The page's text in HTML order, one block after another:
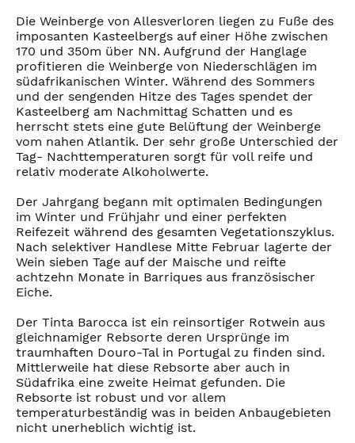
Die Weinberge von Allesverloren liegen zu Fuße des
imposanten Kasteelbergs auf einer Höhe zwischen
170 und 350m über NN. Aufgrund der Hanglage
profitieren die Weinberge von Niederschlägen im
südafrikanischen Winter. Während des Sommers
und der sengenden Hitze des Tages spendet der
Kasteelberg am Nachmittag Schatten und es
herrscht stets eine gute Belüftung der Weinberge
vom nahen Atlantik. Der sehr große Unterschied der
Tag- Nachttemperaturen sorgt für voll reife und
relativ moderate Alkoholwerte.
Der Jahrgang begann mit optimalen Bedingungen
im Winter und Frühjahr und einer perfekten
Reifezeit während des gesamten Vegetationszyklus.
Nach selektiver Handlese Mitte Februar lagerte der
Wein sieben Tage auf der Maische und reifte
achtzehn Monate in Barriques aus französischer
Eiche.
Der Tinta Barocca ist ein reinsortiger Rotwein aus
gleichnamiger Rebsorte deren Ursprünge im
traumhaften Douro-Tal in Portugal zu finden sind.
Mittlerweile hat diese Rebsorte aber auch in
Südafrika eine zweite Heimat gefunden. Die
Rebsorte ist robust und vor allem
temperaturbeständig was in beiden Anbaugebieten
nicht unerheblich wichtig ist.